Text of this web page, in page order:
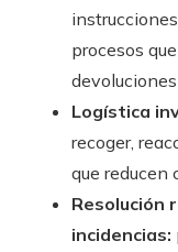
procesos
Logística
recoger,
que reducen
Resolución
incidencias: